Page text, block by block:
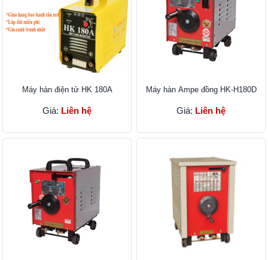
Máy hàn điện tử HK 180A
Giá: Liên hệ
Máy hàn Ampe đồng HK-H180D
Giá: Liên hệ